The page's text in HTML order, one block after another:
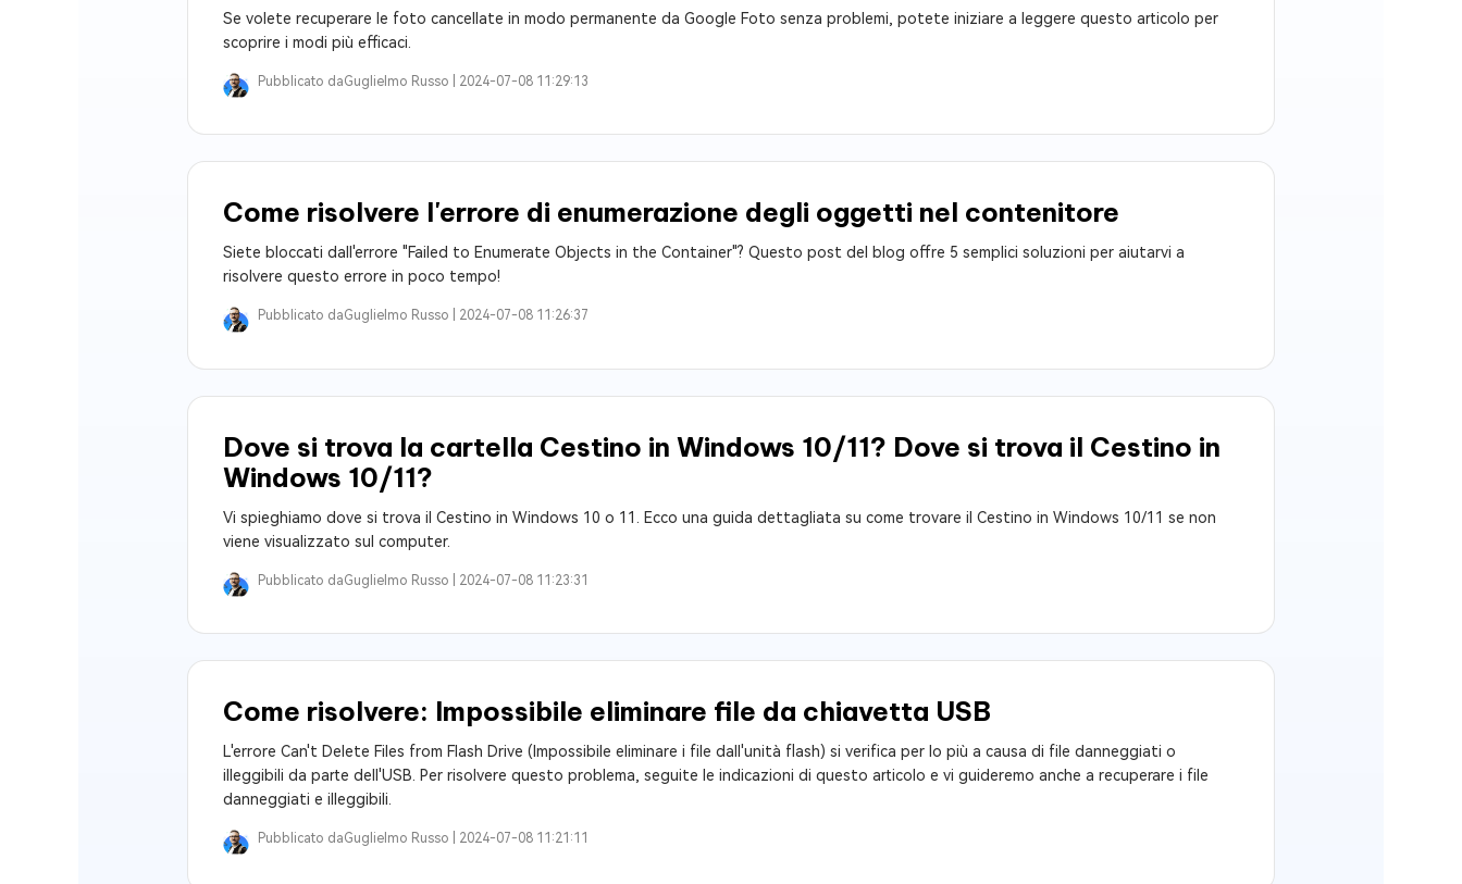
Se volete recuperare le foto cancellate in modo permanente da Google Foto senza problemi, potete iniziare a leggere questo articolo per
scoprire i modi più efficaci.
Pubblicato daGuglielmo Russo | 2024-07-08 11:29:13
Come risolvere l'errore di enumerazione degli oggetti nel contenitore
Siete bloccati dall'errore "Failed to Enumerate Objects in the Container"? Questo post del blog offre 5 semplici soluzioni per aiutarvi a
risolvere questo errore in poco tempo!
Pubblicato daGuglielmo Russo | 2024-07-08 11:26:37
Dove si trova la cartella Cestino in Windows 10/11? Dove si trova il Cestino in
Windows 10/11?
Vi spieghiamo dove si trova il Cestino in Windows 10 o 11. Ecco una guida dettagliata su come trovare il Cestino in Windows 10/11 se non
viene visualizzato sul computer.
Pubblicato daGuglielmo Russo | 2024-07-08 11:23:31
Come risolvere: Impossibile eliminare file da chiavetta USB
L'errore Can't Delete Files from Flash Drive (Impossibile eliminare i file dall'unità flash) si verifica per lo più a causa di file danneggiati o
illeggibili da parte dell'USB. Per risolvere questo problema, seguite le indicazioni di questo articolo e vi guideremo anche a recuperare i file
danneggiati e illeggibili.
Pubblicato daGuglielmo Russo | 2024-07-08 11:21:11